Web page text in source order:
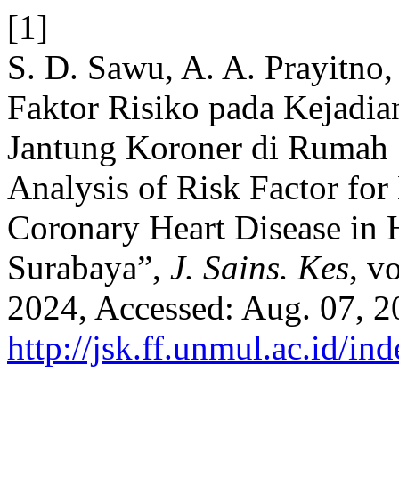
[1]
S. D. Sawu, A. A.
Faktor Risiko pada
Jantung Koroner di Rumah
Analysis of Risk Factor
Coronary Heart Disease in
Surabaya”, J. Sains. Kes,
2024, Accessed: Aug. 07,
http://jsk.ff.unmul.ac.id/